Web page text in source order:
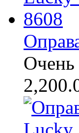
Очень